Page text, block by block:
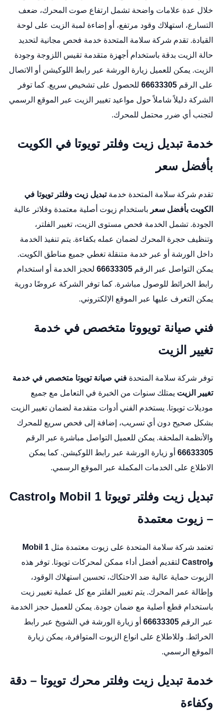
خلال عدة علامات واضحة تشمل ارتفاع صوت المحرك، ضعف
التسارع، استهلاك وقود مرتفع، أو إضاءة لمبة الزيت على لوحة
القيادة. تقدم شركة سلامة المتحدة خدمة فحص مجانية لتحديد
حالة الزيت بدقة باستخدام أجهزة متقدمة تقيس اللزوجة وجودة
الزيت. يمكن للعميل زيارة الورشة عبر رابط اللوكيشن أو الاتصال
على الرقم 66633305للحصول على تشخيص سريع. كما توفر
الشركة دليلاً شاملاً حول مواعيد تغيير الزيت عبر
الموقع الرسمي
لتجنب أي ضرر محتمل للمحرك.
خدمة تبديل زيت وفلتر تويوتا في الكويت
بأفضل سعر
تقدم شركة سلامة المتحدة خدمةتبديل زيت وفلتر تويوتا في
الكويت بأفضل سعر باستخدام زيوت أصلية معتمدة وفلاتر عالية
الجودة. تشمل الخدمة فحص مستوى الزيت، تغيير الفلتر،
وتنظيف حجرة المحرك لضمان عمله بكفاءة. يتم تنفيذ الخدمة
داخل الورشة أو عبر خدمة متنقلة تغطي جميع مناطق الكويت.
يمكن التواصل عبر الرقم 66633305لحجز الخدمة أو استخدام
رابط الخرائط للوصول مباشرة. كما توفر الشركة عروضًا دورية
يمكن التعرف عليها عبر
الموقع الإلكتروني.
فني صيانة تويووتا متخصص في خدمة
تغيير الزيت
توفر شركة سلامة المتحدة فني صيانة تويوتا متخصص في خدمة
تغيير الزيت يمتلك سنوات من الخبرة في التعامل مع جميع
موديلات تويوتا. يستخدم الفني أدوات متقدمة لضمان تغيير الزيت
بشكل صحيح دون أي تسريب، إضافة إلى فحص سريع للمحرك
والأنظمة الملحقة. يمكن للعميل التواصل مباشرة عبر الرقم
66633305أو زيارة الورشة عبر رابط اللوكيشن. كما يمكن
الاطلاع على الخدمات المكملة عبر
الموقع الرسمي.
تبديل زيت وفلتر تويوتا Mobil 1 وCastrol
– زيوت معتمدة
تعتمد شركة سلامة المتحدة على زيوت معتمدة مثل Mobil 1
وCastrol
لتقديم أفضل أداء ممكن لمحركات تويوتا. توفر هذه
الزيوت حماية عالية ضد الاحتكاك، تحسين استهلاك الوقود،
وإطالة عمر المحرك. يتم تغيير الفلتر مع كل عملية تغيير زيت
باستخدام قطع أصلية مع ضمان جودة. يمكن للعميل حجز الخدمة
عبر الرقم 66633305أو زيارة الورشة في الشويخ عبر رابط
الخرائط. وللاطلاع على انواع الزيوت المتوافرة، يمكن زيارة
الموقع الرسمي.
خدمة تبديل زيت وفلتر محرك تويوتا – دقة
وكفاءة